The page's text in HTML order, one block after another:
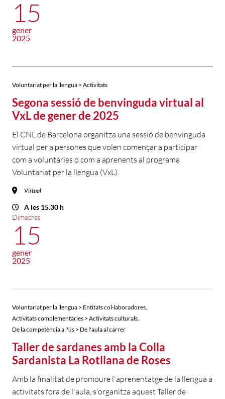
15
gener
2025
Voluntariat per la llengua > Activitats
Segona sessió de benvinguda virtual al
VxL de gener de 2025
El CNL de Barcelona organitza una sessió de benvinguda
virtual per a persones que volen començar a participar
com a voluntàries o com a aprenents al programa
Voluntariat per la llengua (VxL).
Virtual
A les 15.30 h
Dimecres
15
gener
2025
Voluntariat per la llengua > Entitats col·laboradores
Activitats complementàries > Activitats culturals
De la competència a l'ús > De l'aula al carrer
Taller de sardanes amb la Colla
Sardanista La Rotllana de Roses
Amb la finalitat de promoure l'aprenentatge de la llengua a
activitats fora de l'aula, s'organitza aquest Taller de